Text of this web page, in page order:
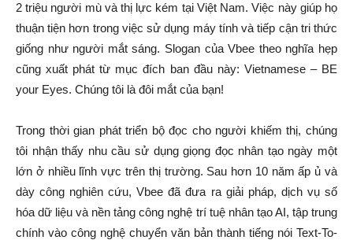
2 triệu người mù và thị lực kém tại Việt Nam. Việc này giúp họ
thuận tiện hơn trong việc sử dụng máy tính và tiếp cận tri thức
giống như người mắt sáng. Slogan của Vbee theo nghĩa hẹp
cũng xuất phát từ mục đích ban đầu này: Vietnamese – BE
your Eyes. Chúng tôi là đôi mắt của bạn!
Trong thời gian phát triển bộ đọc cho người khiếm thị, chúng
tôi nhận thấy nhu cầu sử dụng giọng đọc nhân tạo ngày một
lớn ở nhiều lĩnh vực trên thị trường. Sau hơn 10 năm ấp ủ và
dày công nghiên cứu, Vbee đã đưa ra giải pháp, dịch vụ số
hóa dữ liệu và nền tảng công nghệ trí tuệ nhân tạo AI, tập trung
chính vào công nghệ chuyển văn bản thành tiếng nói Text-To-